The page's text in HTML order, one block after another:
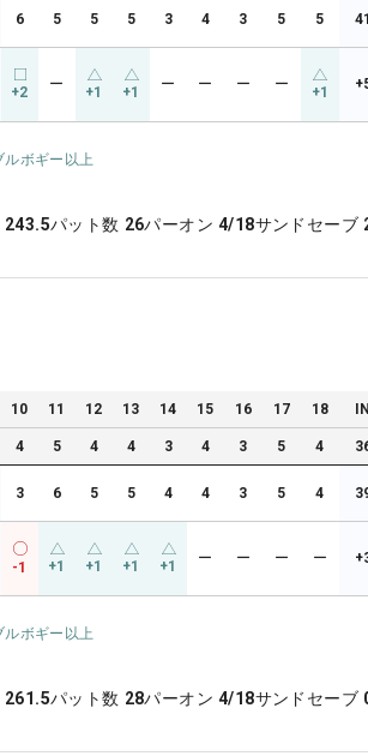
6 5 5 5 3 4 3 5 5
+2 ー +1 +1 ー ー ー ー +1
ルボギー以上
243.5パット数 26パーオン 4/18サンドセーブ
10 11 12 13 14 15 16 17 18
4 5 4 4 3 4 3 5 4
3 6 5 5 4 4 3 5 4
-1 +1 +1 +1 +1 ー ー ー ー
ルボギー以上
261.5パット数 28パーオン 4/18サンドセーブ